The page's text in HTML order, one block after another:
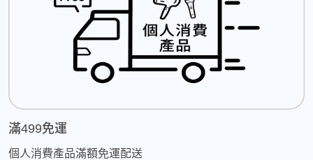
滿499免運
個人消費產品滿額免運配送